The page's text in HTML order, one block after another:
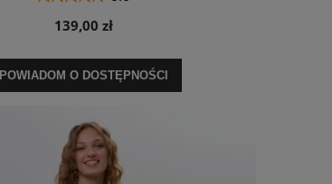
139,00 zł
POWIADOM O DOSTĘPNOŚCI